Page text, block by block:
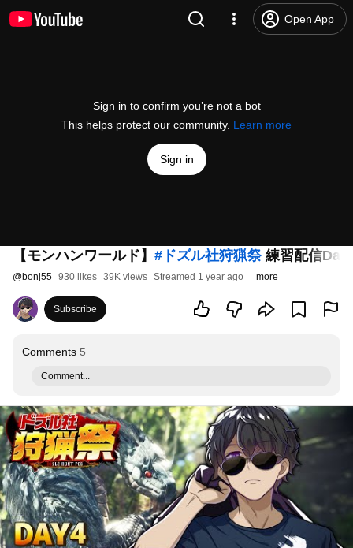
Open App
Sign in to confirm you’re not a bot
This helps protect our community. Learn more
Sign in
【モンハンワールド】 #ドズル社狩猟祭練習配信
@bonj55 930 likes 39K views Streamed 1 year ago more
Subscribe
Comments 5
Comment...